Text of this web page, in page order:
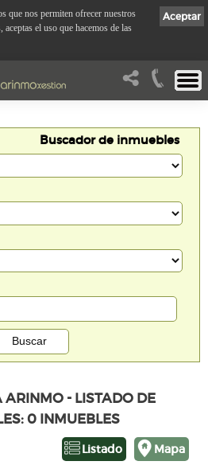
Buscador de inmuebles
- LISTADO DE
0 INMUEBLES
Mapa
Listado
Aceptar
que nos permiten ofrecer nuestros
el uso que hacemos de las